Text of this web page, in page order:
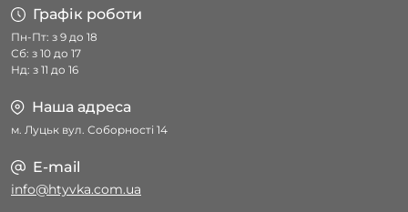
Графік роботи
Пн-Пт: з 9 до 18
Сб: з 10 до 17
Нд: з 11 до 16
Наша адреса
м. Луцьк вул. Соборності 14
E-mail
info@htyvka.com.ua